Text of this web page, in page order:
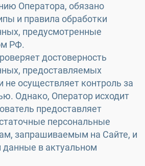
Оператора, обязано
и правила обработки
предусмотренные
РФ.
достоверность
предоставляемых
не осуществляет контроль за
Однако, Оператор исходит
предоставляет
персональные
запрашиваемым на Сайте, и
данные в актуальном